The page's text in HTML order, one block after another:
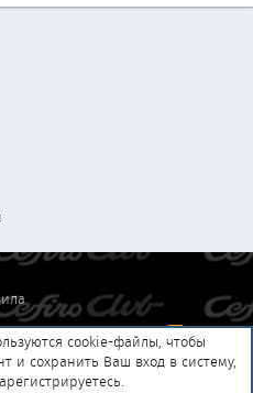
Помощь Главная
R
S
S
2025 XenForo Ltd.
cookie-файлы, чтобы
и сохранить Ваш вход в систему,